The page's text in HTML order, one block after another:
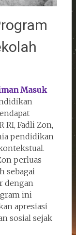
Masuk
RI, Fadli Zon,
pendidikan
perluas
sebagai
dengan
ini
apresiasi
sosial sejak